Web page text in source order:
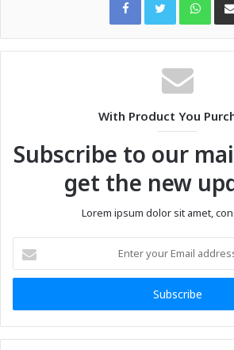
With Product You
Subscribe to our
get the new
Lorem ipsum dolor sit amet,
your
Email